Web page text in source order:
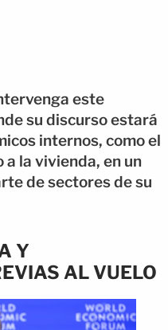
este
su discurso estará
internos, como el
a la vivienda, en un
de sectores de su
Y
AL VUELO